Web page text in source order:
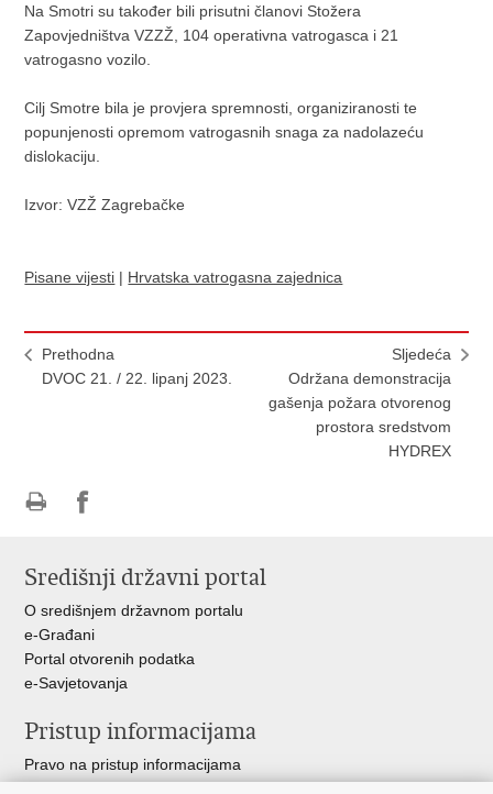
Na Smotri su također bili prisutni članovi Stožera
Zapovjedništva VZZŽ, 104 operativna vatrogasca i 21
vatrogasno vozilo.
Cilj Smotre bila je provjera spremnosti, organiziranosti te
popunjenosti opremom vatrogasnih snaga za nadolazeću
dislokaciju.
Izvor: VZŽ Zagrebačke
Pisane vijesti | Hrvatska vatrogasna zajednica
Prethodna
DVOC 21. / 22. lipanj 2023.
Sljedeća
Održana demonstracija
gašenja požara otvorenog
prostora sredstvom
HYDREX
Facebooku
Središnji državni portal
O središnjem državnom portalu
e-Građani
Portal otvorenih podatka
e-Savjetovanja
Pristup informacijama
Pravo na pristup informacijama